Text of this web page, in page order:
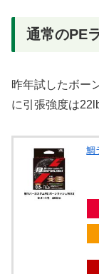
通常のPE
昨年試したボー
に引張強度は
鯛